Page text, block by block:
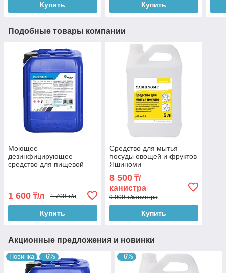
Купить Купить
Подобные товары компании
Моющее
дезинфицирующее
средство для пищевой
1 600 ₸/л 1 700 ₸/л
Купить
Средство для мытья
посуды овощей и фруктов
Яшиноми
8 500₸/
канистра
9 000 ₸/канистра
Купить
Акционные предложения и новинки
Новинка –6% –6%